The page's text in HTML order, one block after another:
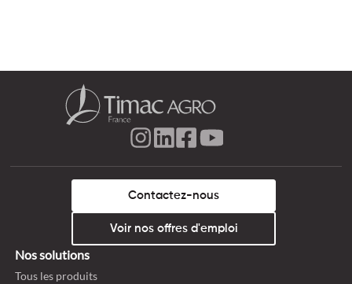
Nos solutions
Tous les produits
Contactez-nous
Voir nos offres d'emploi